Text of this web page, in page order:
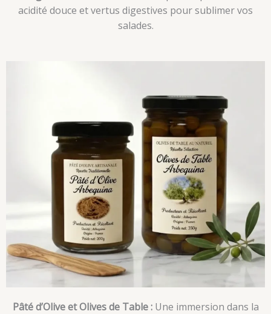
acidité douce et vertus digestives pour sublimer vos
salades.
Pâté d’Olive et Olives de Table :Une immersion dans la